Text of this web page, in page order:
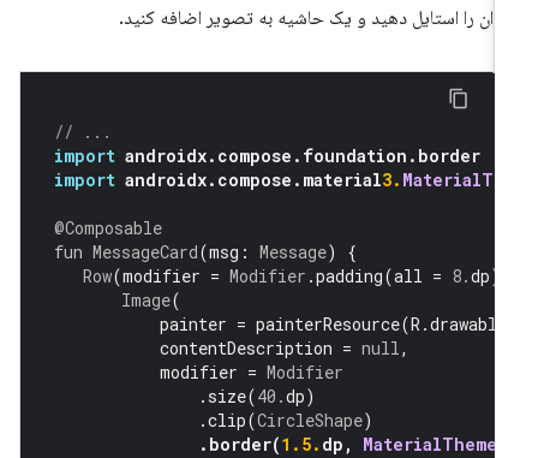
را استایل دهید و یک حاشیه به تصویر اضافه کنید.
// ...
import androidx.compose.foundation.border
import androidx.compose.material3.
@Composable
fun MessageCard( msg: Message
Row(modifier = Modifier.padding( all = 8.
Image
painter = painterResource(R.drawable
contentDescription = null
modifier = Modifier
.size (40.
.clip(CircleShape
.border (1.5. dp, MaterialTheme